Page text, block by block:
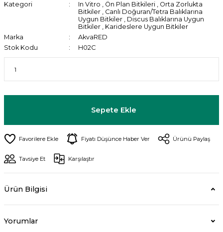
Kategori In Vitro , Ön Plan Bitkileri , Orta Zorlukta
Bitkiler , Canlı Doğuran/Tetra Balıklarına
Uygun Bitkiler , Discus Balıklarına Uygun
Bitkiler , Karideslere Uygun Bitkiler
Marka
AkvaRED
Stok Kodu
H02C
Sepete Ekle
Fiyatı Düşünce Haber Ver Ürünü Paylaş
Tavsiye Et Karşılaştır
Ürün Bilgisi
Yorumlar